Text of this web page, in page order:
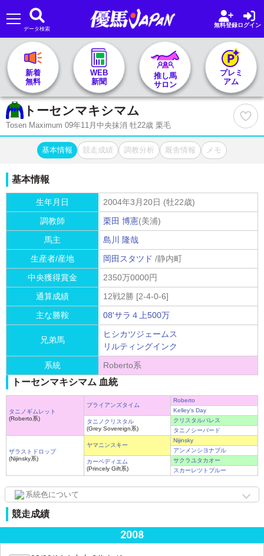
🏇 推し馬サロンTOP
レース一覧
記者&予想家
プラン案内
データ検索
無料登録ログイン
新着
無料
WEB
新聞
推し馬
サロン
プレミ
アム
トーセンマキシマム
Tosen Maximum 09年11月中央抹消 牡22歳 栗毛
基本情報 競走成績 調教分析 厩舎情報 メモ
基本情報
生年月日
2004年3月20日 (牡22歳)
調教師
栗田 博憲(美浦)
馬主
島川 隆哉
生産者/産地
岡田スタツド /静内町
中央獲得賞金
2350万0000円
通算成績
12戦2勝 [2-4-0-6]
主な勝鞍
08'サラ４上500万
兄弟馬
ヒシカツジェームス
リルティングインク
系統
Roberto系
トーセンマキシマム 血統
タニノギムレット
(Roberto系)
ブライアンズタイム
Roberto
Kelley’s Day
タニノクリスタル
(Grey Sovereign系)
クリスタルパレス
タニノシーバード
ザラストドロップ
(Nijinsky系)
ヤマニンスキー
Nijinsky
アンメンシヨナブル
カーペディエム
(Princely Gift系)
サクラユタカオー
スカーレツトブルー
系統色について
競走成績
2008